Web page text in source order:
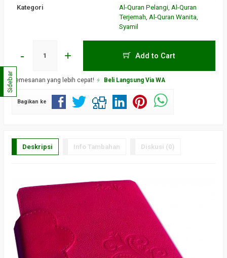
Kategori Al-Quran Pelangi, Al-Quran
Terjemah, Al-Quran Wanita,
Syamil
- + Add to Cart
Pemesanan yang lebih cepat! Beli Langsung Via WA
Bagikan ke
Deskripsi Info Tambahan Diskusi (0)
Sidebar